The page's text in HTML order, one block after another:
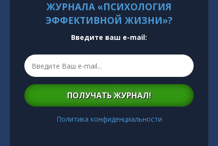
ЖУРНАЛА «ПСИХОЛОГИЯ
ЭФФЕКТИВНОЙ ЖИЗНИ»?
Введите ваш e-mail:
ПОЛУЧАТЬ ЖУРНАЛ!
Политика конфиденциальности